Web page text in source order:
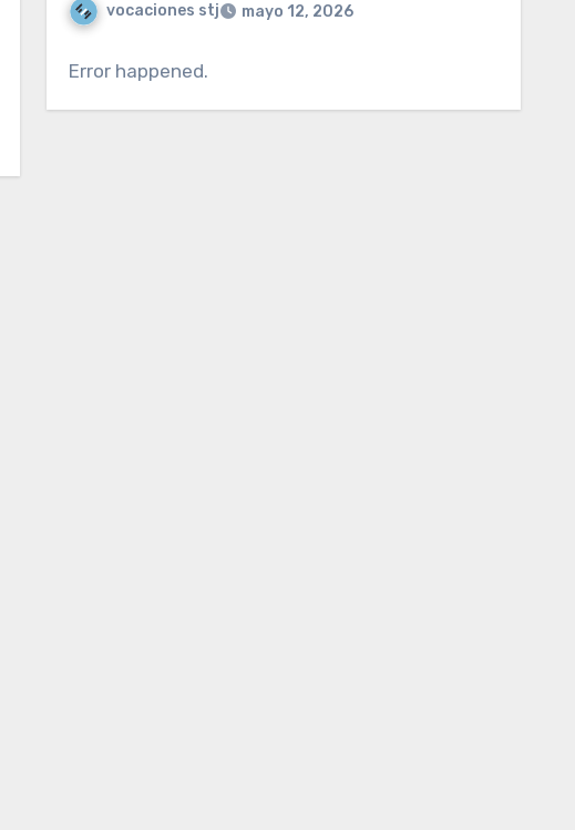
vocaciones stj mayo 12, 2026
Error happened.